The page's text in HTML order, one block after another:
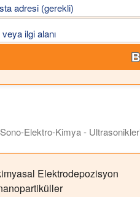
adresi (gerekli)
ilgi alanı
Sono-Elektro-Kimya -
doğrudan elektrot
Elektrodepozisyon